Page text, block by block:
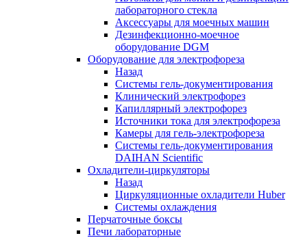
лабораторного стекла
Аксессуары для моечных машин
Дезинфекционно-моечное
оборудование DGM
Оборудование для электрофореза
Назад
Системы гель-документирования
Клинический электрофорез
Капиллярный электрофорез
Источники тока для электрофореза
Камеры для гель-электрофореза
Системы гель-документирования
DAIHAN Scientific
Охладители-циркуляторы
Назад
Циркуляционные охладители Huber
Системы охлаждения
Перчаточные боксы
Печи лабораторные